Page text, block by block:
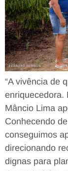
“Avivência de
enriquecedora.
Mâncio Lima
Conhecendo
conseguimos
direcionando
dignas para